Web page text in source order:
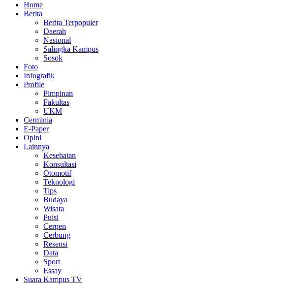
Home
Berita
Berita Terpopuler
Daerah
Nasional
Salingka Kampus
Sosok
Foto
Infografik
Profile
Pimpinan
Fakultas
UKM
Cerminia
E-Paper
Opini
Lainnya
Kesehatan
Konsultasi
Otomotif
Teknologi
Tips
Budaya
Wisata
Puisi
Cerpen
Cerbung
Resensi
Data
Sport
Essay
Suara Kampus TV